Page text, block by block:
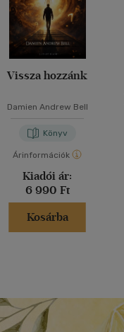
Vissza hozzánk
Damien Andrew Bell
Könyv
Árinformációk
Kiadói ár:
6 990 Ft
Kosárba